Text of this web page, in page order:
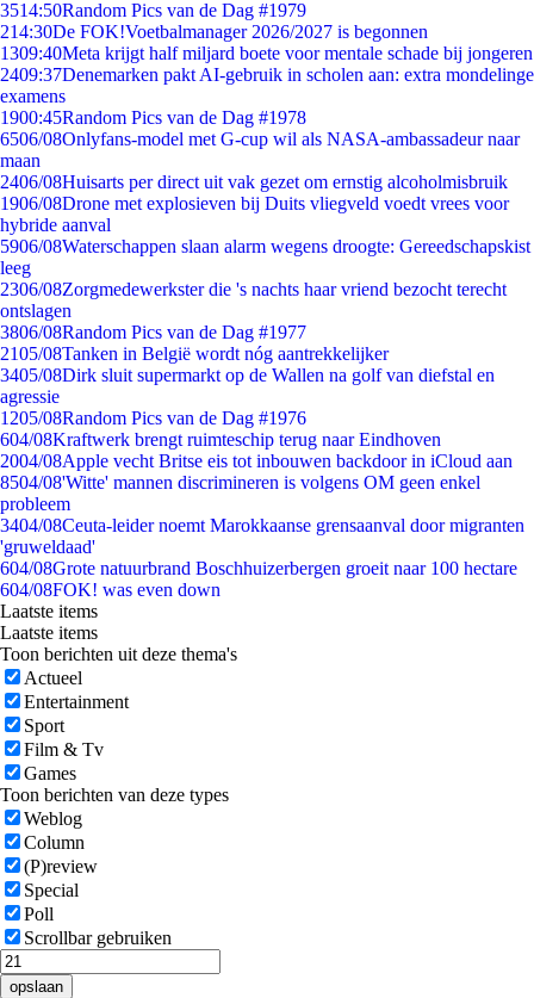
3514:50Random Pics van de Dag #1979
214:30De FOK!Voetbalmanager 2026/2027 is begonnen
1309:40Meta krijgt half miljard boete voor mentale schade bij jongeren
2409:37Denemarken pakt AI-gebruik in scholen aan: extra mondelinge
examens
1900:45Random Pics van de Dag #1978
6506/08Onlyfans-model met G-cup wil als NASA-ambassadeur naar
maan
2406/08Huisarts per direct uit vak gezet om ernstig alcoholmisbruik
1906/08Drone met explosieven bij Duits vliegveld voedt vrees voor
hybride aanval
5906/08Waterschappen slaan alarm wegens droogte: Gereedschapskist
leeg
2306/08Zorgmedewerkster die 's nachts haar vriend bezocht terecht
ontslagen
3806/08Random Pics van de Dag #1977
2105/08Tanken in België wordt nóg aantrekkelijker
3405/08Dirk sluit supermarkt op de Wallen na golf van diefstal en
agressie
1205/08Random Pics van de Dag #1976
604/08Kraftwerk brengt ruimteschip terug naar Eindhoven
2004/08Apple vecht Britse eis tot inbouwen backdoor in iCloud aan
8504/08'Witte' mannen discrimineren is volgens OM geen enkel
probleem
3404/08Ceuta-leider noemt Marokkaanse grensaanval door migranten
'gruweldaad'
604/08Grote natuurbrand Boschhuizerbergen groeit naar 100 hectare
604/08FOK! was even down
Laatste items
Laatste items
Toon berichten uit deze thema's
Actueel
Entertainment
Sport
Film & Tv
Games
Toon berichten van deze types
Weblog
Column
(P)review
Special
Poll
Scrollbar gebruiken
opslaan